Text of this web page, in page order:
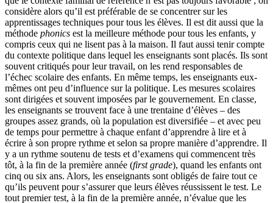
considère alors qu’il est préférable de se concentrer sur les
apprentissages techniques pour tous les élèves. Il est dit aussi que la
méthode phonics est la meilleure méthode pour tous les enfants, y
compris ceux qui ne lisent pas à la maison. Il faut aussi tenir compte
du contexte politique dans lequel les enseignants sont placés. Ils sont
souvent critiqués pour leur travail, on les rend responsables de
l’échec scolaire des enfants. En même temps, les enseignants eux-
mêmes ont peu d’influence sur la politique. Les mesures scolaires
sont dirigées et souvent imposées par le gouvernement. En classe,
les enseignants se trouvent face à une trentaine d’élèves – des
groupes assez grands, où la population est diversifiée – et avec peu
de temps pour permettre à chaque enfant d’apprendre à lire et à
écrire à son propre rythme et selon sa propre manière d’apprendre. Il
y a un rythme soutenu de tests et d’examens qui commencent très
tôt, à la fin de la première année (first grade), quand les enfants ont
cinq ou six ans. Alors, les enseignants sont obligés de faire tout ce
qu’ils peuvent pour s’assurer que leurs élèves réussissent le test. Le
tout premier test, à la fin de la première année, n’évalue que les